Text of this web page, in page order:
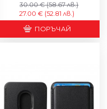
27.00 € (52.81 лв.)
30.00 €(58.67 лв.)
ПОРЪЧАЙ